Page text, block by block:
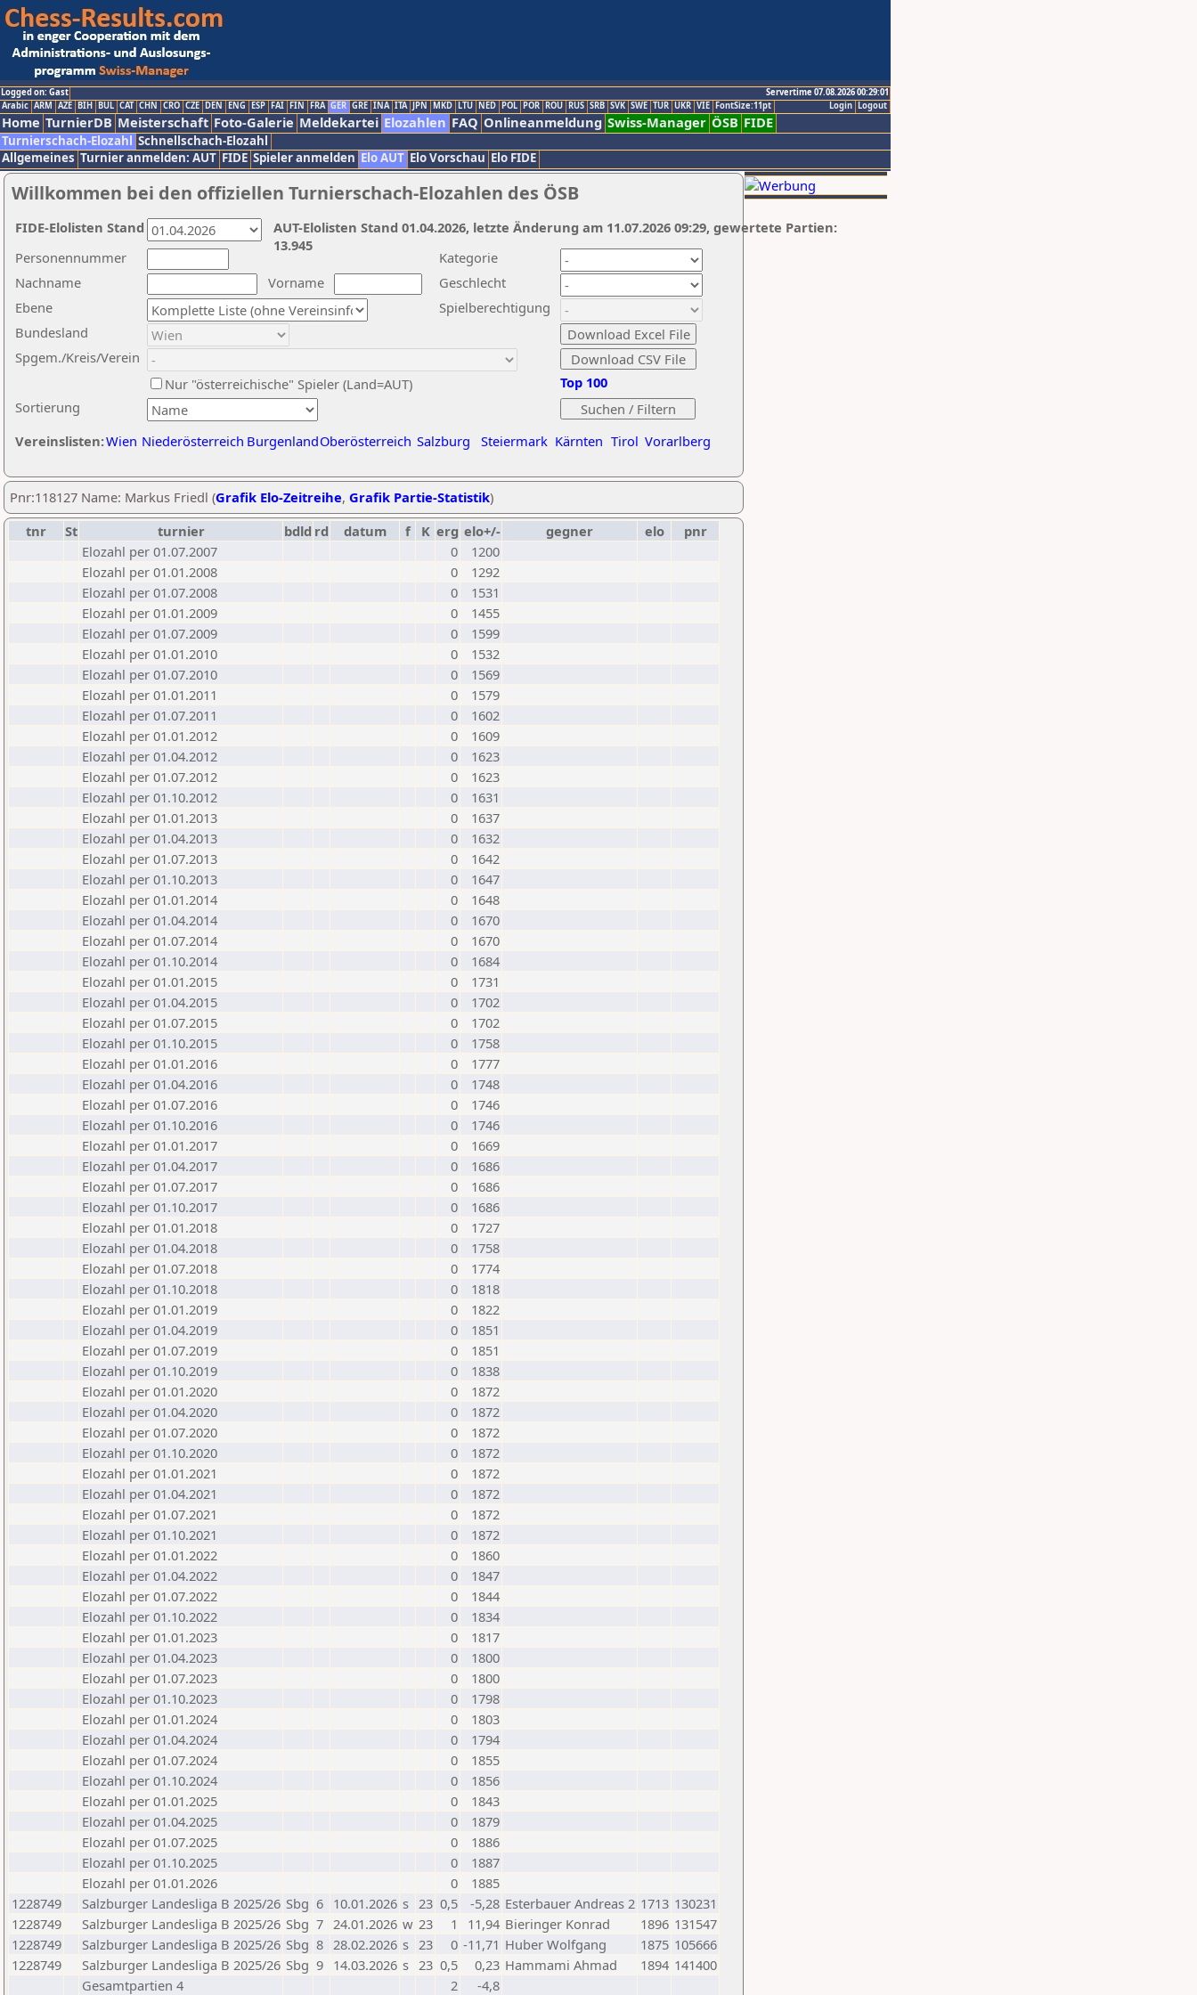
Logged on: Gast
Servertime 07.08.2026 00:29:01
Logout
Login
Arabic ARM AZE BIH BUL CAT CHN CRO CZE DEN ENG ESP FAI FIN FRA GER GRE INA ITA JPN MKD LTU NED POL POR ROU RUS SRB SVK SWE TUR UKR VIE FontSize:11pt
Home TurnierDB Meisterschaft Foto-Galerie Meldekartei Elozahlen FAQ Onlineanmeldung Swiss-Manager ÖSB FIDE
Turnierschach-Elozahl Schnellschach-Elozahl
Allgemeines Turnier anmelden: AUT FIDE Spieler anmelden Elo AUT Elo Vorschau Elo FIDE
Willkommen bei den offiziellen Turnierschach-Elozahlen des ÖSB
Nachname
Vorname
Ebene
Kategorie
Sortierung
Personennummer
Bundesland
Spgem./Kreis/Verein
Geschlecht
Nur "österreichische" Spieler (Land=AUT)
Spielberechtigung
Vereinslisten:Wien Niederösterreich BurgenlandOberösterreich Salzburg Steiermark Kärnten Tirol Vorarlberg
Top 100
AUT-Elolisten Stand 01.04.2026, letzte Änderung am 11.07.2026 09:29, gewertete Partien:
13.945
FIDE-Elolisten Stand
Pnr:118127 Name: Markus Friedl (Grafik Elo-Zeitreihe, Grafik Partie-Statistik)
tnr
St turnier bdld rd datum f K erg elo+/- gegner elo
pnr
Elozahl per 01.07.2007
0
1200
Elozahl per 01.01.2008
0
1292
Elozahl per 01.07.2008
0
1531
Elozahl per 01.01.2009
0
1455
Elozahl per 01.07.2009
0
1599
Elozahl per 01.01.2010
0
1532
Elozahl per 01.07.2010
0
1569
Elozahl per 01.01.2011
0
1579
Elozahl per 01.07.2011
0
1602
Elozahl per 01.01.2012
0
1609
Elozahl per 01.04.2012
0
1623
Elozahl per 01.07.2012
0
1623
Elozahl per 01.10.2012
0
1631
Elozahl per 01.01.2013
0
1637
Elozahl per 01.04.2013
0
1632
Elozahl per 01.07.2013
0
1642
Elozahl per 01.10.2013
0
1647
Elozahl per 01.01.2014
0
1648
Elozahl per 01.04.2014
0
1670
Elozahl per 01.07.2014
0
1670
Elozahl per 01.10.2014
0
1684
Elozahl per 01.01.2015
0
1731
Elozahl per 01.04.2015
0
1702
Elozahl per 01.07.2015
0
1702
Elozahl per 01.10.2015
0
1758
Elozahl per 01.01.2016
0
1777
Elozahl per 01.04.2016
0
1748
Elozahl per 01.07.2016
0
1746
Elozahl per 01.10.2016
0
1746
Elozahl per 01.01.2017
0
1669
Elozahl per 01.04.2017
0
1686
Elozahl per 01.07.2017
0
1686
Elozahl per 01.10.2017
0
1686
Elozahl per 01.01.2018
0
1727
Elozahl per 01.04.2018
0
1758
Elozahl per 01.07.2018
0
1774
Elozahl per 01.10.2018
0
1818
Elozahl per 01.01.2019
0
1822
Elozahl per 01.04.2019
0
1851
Elozahl per 01.07.2019
0
1851
Elozahl per 01.10.2019
0
1838
Elozahl per 01.01.2020
0
1872
Elozahl per 01.04.2020
0
1872
Elozahl per 01.07.2020
0
1872
Elozahl per 01.10.2020
0
1872
Elozahl per 01.01.2021
0
1872
Elozahl per 01.04.2021
0
1872
Elozahl per 01.07.2021
0
1872
Elozahl per 01.10.2021
0
1872
Elozahl per 01.01.2022
0
1860
Elozahl per 01.04.2022
0
1847
Elozahl per 01.07.2022
0
1844
Elozahl per 01.10.2022
0
1834
Elozahl per 01.01.2023
0
1817
Elozahl per 01.04.2023
0
1800
Elozahl per 01.07.2023
0
1800
Elozahl per 01.10.2023
0
1798
Elozahl per 01.01.2024
0
1803
Elozahl per 01.04.2024
0
1794
Elozahl per 01.07.2024
0
1855
Elozahl per 01.10.2024
0
1856
Elozahl per 01.01.2025
0
1843
Elozahl per 01.04.2025
0
1879
Elozahl per 01.07.2025
0
1886
Elozahl per 01.10.2025
0
1887
Elozahl per 01.01.2026
0
1885
1228749
Salzburger Landesliga B 2025/26 Sbg 6 10.01.2026 s 23 0,5 -5,28 Esterbauer Andreas 2 1713 130231
1228749
Salzburger Landesliga B 2025/26 Sbg 7 24.01.2026 w 23 1 11,94 Bieringer Konrad 1896 131547
1228749
Salzburger Landesliga B 2025/26 Sbg 8 28.02.2026 s 23 0 -11,71 Huber Wolfgang 1875 105666
1228749
Salzburger Landesliga B 2025/26 Sbg 9 14.03.2026 s 23 0,5 0,23 Hammami Ahmad 1894 141400
Gesamtpartien 4
2 -4,8